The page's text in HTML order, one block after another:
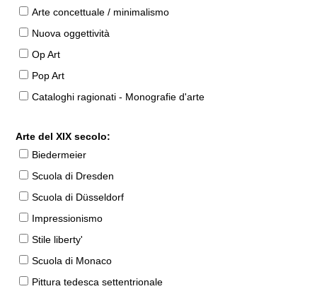
Arte concettuale / minimalismo
Nuova oggettività
Op Art
Pop Art
Cataloghi ragionati - Monografie d'arte
Arte del XIX secolo:
Biedermeier
Scuola di Dresden
Scuola di Düsseldorf
Impressionismo
Stile liberty'
Scuola di Monaco
Pittura tedesca settentrionale